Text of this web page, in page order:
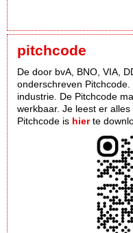
pitchcode
De door bvA, BNO, VIA,
onderschreven
industrie. De Pitchcode
werkbaar. Je leest er alles
Pitchcode is hierte